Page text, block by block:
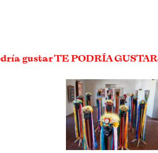
gustar TE PODRÍA